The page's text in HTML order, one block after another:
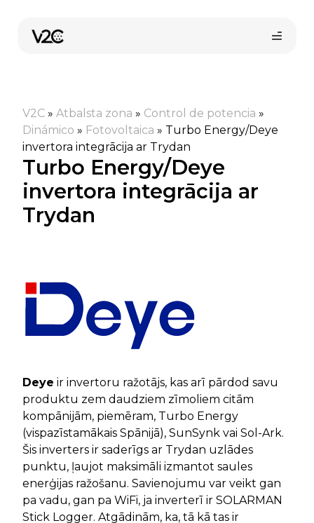
content
V2C » Atbalsta zona » Control de potencia »
Dinámico » Fotovoltaica » Turbo Energy/Deye
invertora integrācija ar Trydan
Turbo Energy/Deye
invertora integrācija ar
Trydan
Deye ir invertoru ražotājs, kas arī pārdod savu
produktu zem daudziem zīmoliem citām
kompānijām, piemēram, Turbo Energy
(vispazīstamākais Spānijā), SunSynk vai Sol-Ark.
Šis inverters ir saderīgs ar Trydan uzlādes
punktu, ļaujot maksimāli izmantot saules
enerģijas ražošanu. Savienojumu var veikt gan
pa vadu, gan pa WiFi, ja inverterī ir SOLARMAN
Stick Logger. Atgādinām, ka, tā kā tas ir